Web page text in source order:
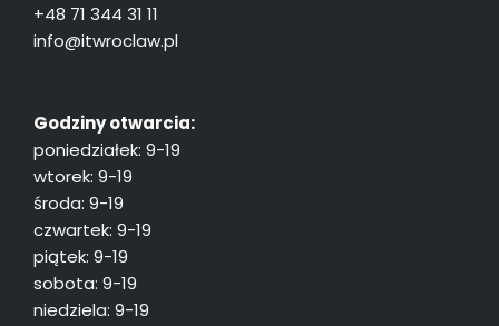
+48 71 344 31 11
info@itwroclaw.pl
Godziny otwarcia:
poniedziałek: 9-19
wtorek: 9-19
środa: 9-19
czwartek: 9-19
piątek: 9-19
sobota: 9-19
niedziela: 9-19